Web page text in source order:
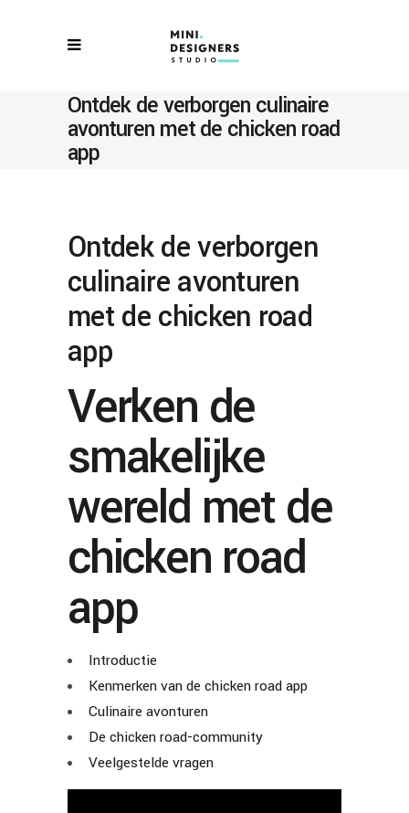
Ontdek de verborgen culinaire
avonturen met de chicken road
app
Ontdek de verborgen
culinaire avonturen
met de chicken road
app
Verken de
smakelijke
wereld met de
chicken road
app
Introductie
Kenmerken van de chicken road app
Culinaire avonturen
De chicken road-community
Veelgestelde vragen